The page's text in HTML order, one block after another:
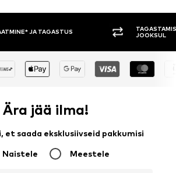
ÕIGUS 30 PÄEVA
Ära jää ilma!
et saada eksklusiivseid pakkumisi
Naistele Meestele